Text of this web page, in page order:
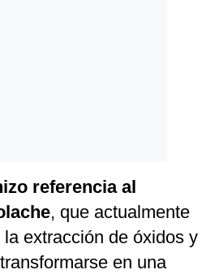
referencia al
, que actualmente
extracción de óxidos y
en una